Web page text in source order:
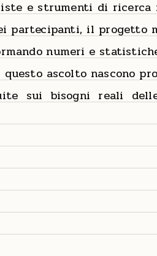
e strumenti di
partecipanti, il progetto
numeri e
questo ascolto nascono
sui bisogni reali